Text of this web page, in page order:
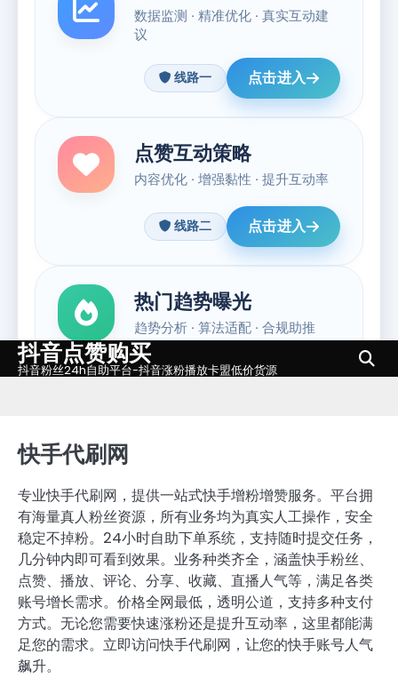
Skip抖音点赞购买
抖音粉丝24h自助平台-抖音涨粉播放卡盟低价货源
快手代刷网
专业快手代刷网，提供一站式快手增粉增赞服务。平台拥
有海量真人粉丝资源，所有业务均为真实人工操作，安全
稳定不掉粉。24小时自助下单系统，支持随时提交任务，
几分钟内即可看到效果。业务种类齐全，涵盖快手粉丝、
点赞、播放、评论、分享、收藏、直播人气等，满足各类
账号增长需求。价格全网最低，透明公道，支持多种支付
方式。无论您需要快速涨粉还是提升互动率，这里都能满
足您的需求。立即访问快手代刷网，让您的快手账号人气
飙升。